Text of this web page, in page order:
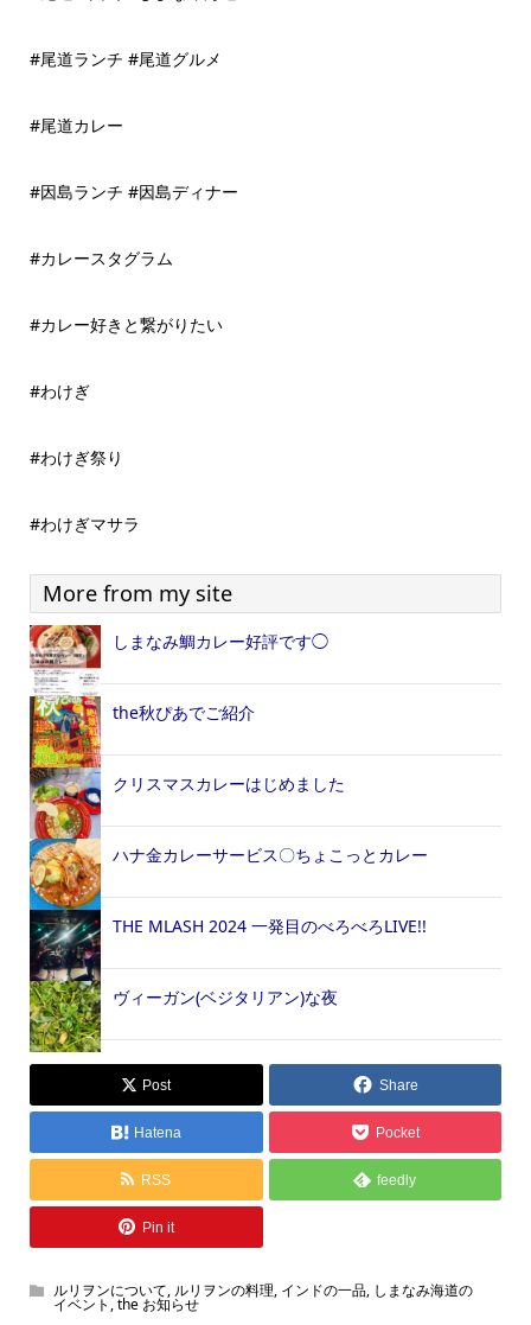
#尾道ランチ #尾道グルメ
#尾道カレー
#因島ランチ #因島ディナー
#カレースタグラム
#カレー好きと繋がりたい
#わけぎ
#わけぎ祭り
#わけぎマサラ
More from my site
しまなみ鯛カレー好評です◯
the秋ぴあでご紹介
クリスマスカレーはじめました
ハナ金カレーサービス〇ちょこっとカレー
THE MLASH 2024 一発目のべろべろLIVE!!
ヴィーガン(ベジタリアン)な夜
Post Share
Hatena Pocket
RSS feedly
Pin it
ルリヲンについて, ルリヲンの料理, インドの一品, しまなみ海道の
イベント ,the お知らせ